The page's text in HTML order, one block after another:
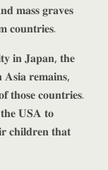
𝐦𝐚𝐬𝐬 𝐠𝐫𝐚𝐯𝐞𝐬
𝐜𝐨𝐮𝐧𝐭𝐫𝐢𝐞𝐬.
𝐢𝐧 𝐉𝐚𝐩𝐚𝐧, 𝐭𝐡𝐞
𝐀𝐬𝐢𝐚 𝐫𝐞𝐦𝐚𝐢𝐧𝐬,
𝐭𝐡𝐨𝐬𝐞 𝐜𝐨𝐮𝐧𝐭𝐫𝐢𝐞𝐬.
𝐭𝐡𝐞 𝐔𝐒𝐀 𝐭𝐨
𝐜𝐡𝐢𝐥𝐝𝐫𝐞𝐧 𝐭𝐡𝐚𝐭